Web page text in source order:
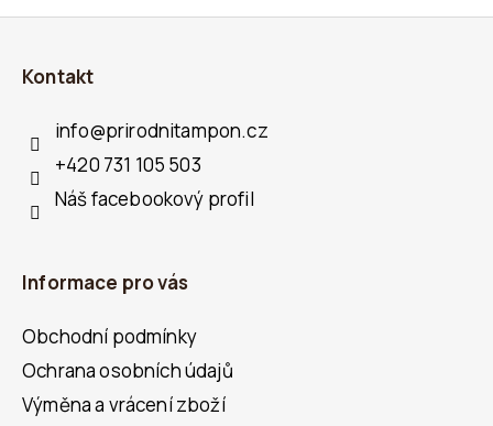
Kontakt
info@prirodnitampon.cz
+420 731 105 503
Náš facebookový profil
Informace pro vás
Obchodní podmínky
Ochrana osobních údajů
Výměna a vrácení zboží